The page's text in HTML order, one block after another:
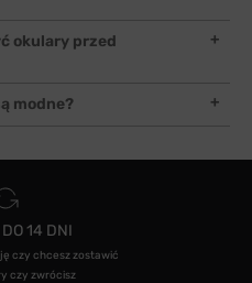
a jednocześnie
sprayem lub
okularów.
nie są noszone. Zawsze też
do czyszczenia okularów na
okulary przed
na zausznikach.
modne?
Łatwość ich wymiany i dostępne
zarówno biznesowych, jak i
14 DNI
czy chcesz zostawić
czy zwrócisz